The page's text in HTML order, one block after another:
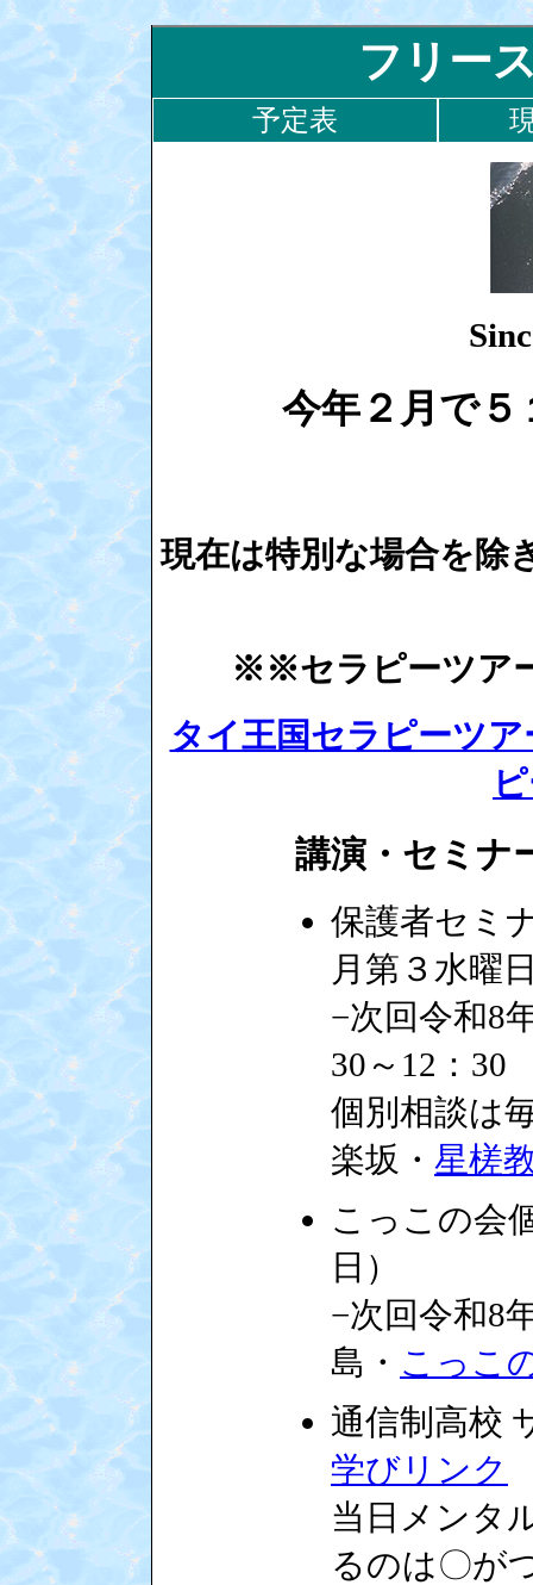
フリー
予定表
今年２月で
現在は特別な場合を除
※※セラピーツア
タイ王国セラピーツア
講演・セミナ
保護者セ
月第３水曜
−次回令和8
30～12：30
個別相談は
楽坂・ 星槎
こっこの会
日）
−次回令和8
島・ こっこ
通信制高校
学びリンク
当日メンタ
るのは〇が